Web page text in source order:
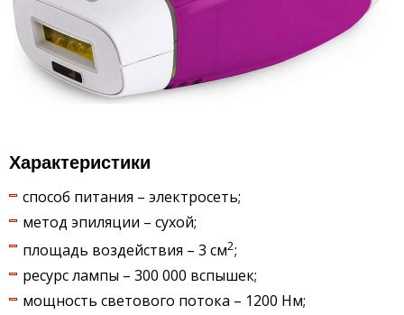
Характеристики
способ питания – электросеть;
метод эпиляции – сухой;
площадь воздействия – 3 см2;
ресурс лампы – 300 000 вспышек;
мощность светового потока – 1200 Нм;